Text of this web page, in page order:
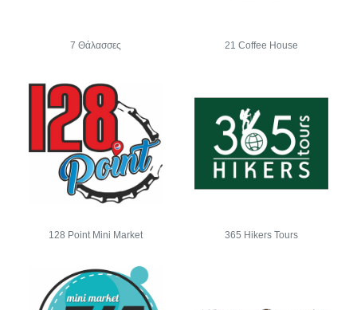
7 Θάλασσες 21 Coffee House
128 Point Mini Market 365 Hikers Tours